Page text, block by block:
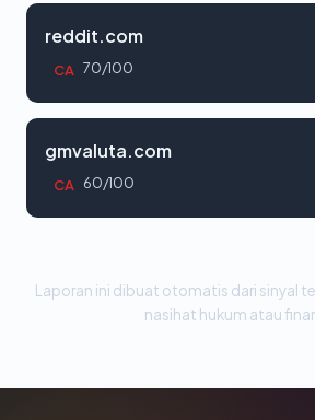
reddit.com
CA 70/100
gmvaluta.com
CA 60/100
Laporan ini dibuat otomatis dari sinyal
nasihat hukum atau